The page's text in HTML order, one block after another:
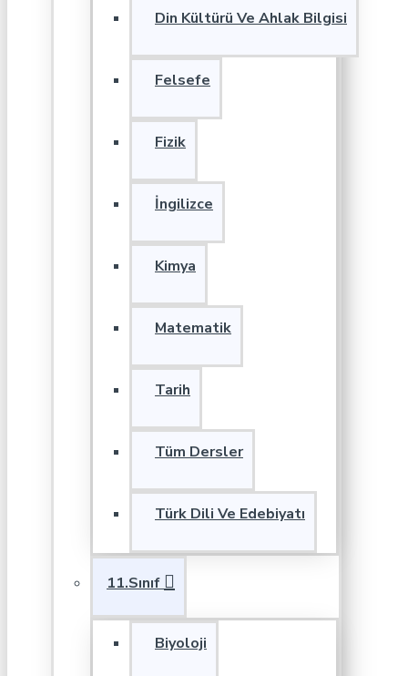
Din Kültürü Ve Ahlak Bilgisi
Felsefe
Fizik
İngilizce
Kimya
Matematik
Tarih
Tüm Dersler
Türk Dili Ve Edebiyatı
11.Sınıf
Biyoloji